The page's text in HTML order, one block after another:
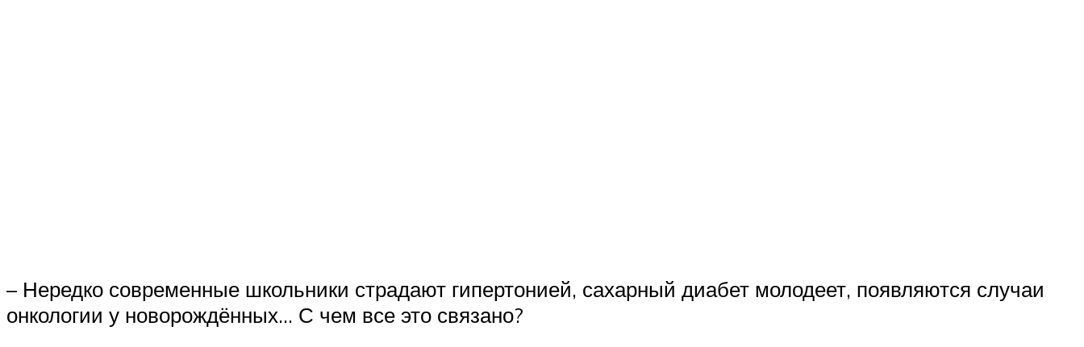
– Нередко современные школьники страдают гипертонией, сахарный диабет молодеет, появляются случаи
онкологии у новорождённых… С чем все это связано?